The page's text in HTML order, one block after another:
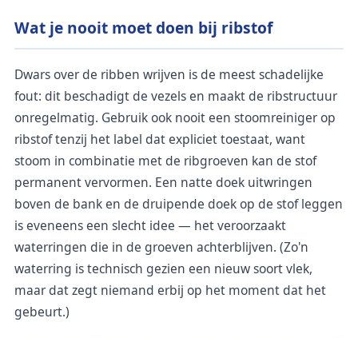
Wat je nooit moet doen bij ribstof
Dwars over de ribben wrijven is de meest schadelijke
fout: dit beschadigt de vezels en maakt de ribstructuur
onregelmatig. Gebruik ook nooit een stoomreiniger op
ribstof tenzij het label dat expliciet toestaat, want
stoom in combinatie met de ribgroeven kan de stof
permanent vervormen. Een natte doek uitwringen
boven de bank en de druipende doek op de stof leggen
is eveneens een slecht idee — het veroorzaakt
waterringen die in de groeven achterblijven. (Zo'n
waterring is technisch gezien een nieuw soort vlek,
maar dat zegt niemand erbij op het moment dat het
gebeurt.)